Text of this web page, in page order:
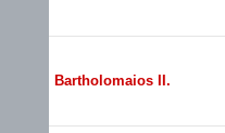
Bartholomaios II.